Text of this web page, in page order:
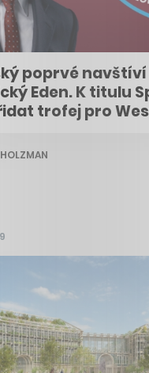
poprvé navštíví
Eden. K titulu
trofej pro